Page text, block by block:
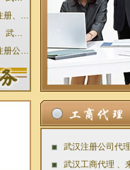
武汉登记公司执照注册、武汉工商代理公司注册执照
武汉代理注册公司 、武汉工商代理执照注册 、武汉公司执照
武汉永卓工商代理注册公司 、服务价优代办
武汉注册公司代